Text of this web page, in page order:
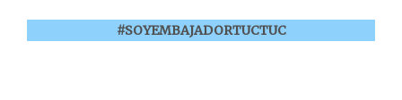
#SOYEMBAJADORTUCTUC